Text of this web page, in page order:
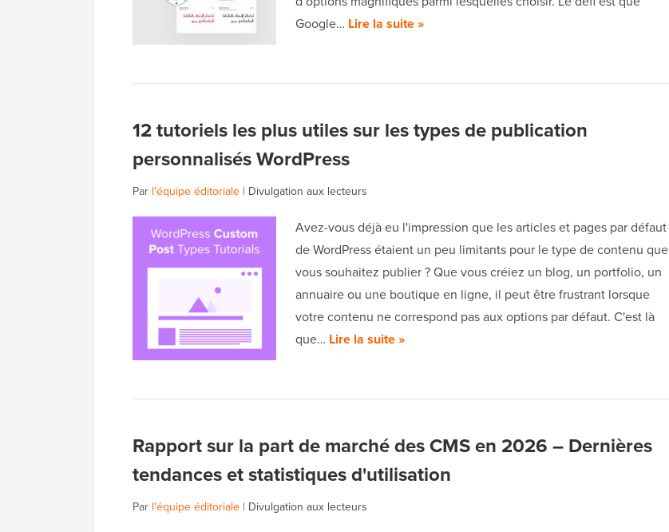
Google… Lire la suite »
12 tutoriels les plus utiles sur les types de publication
personnalisés WordPress
Par l'équipe éditoriale | Divulgation aux lecteurs
Avez-vous déjà eu l'impression que les articles et pages par défaut
de WordPress étaient un peu limitants pour le type de contenu que
vous souhaitez publier ? Que vous créiez un blog, un portfolio, un
annuaire ou une boutique en ligne, il peut être frustrant lorsque
votre contenu ne correspond pas aux options par défaut. C'est là
que… Lire la suite »
Rapport sur la part de marché des CMS en 2026 – Dernières
tendances et statistiques d'utilisation
Par l'équipe éditoriale | Divulgation aux lecteurs